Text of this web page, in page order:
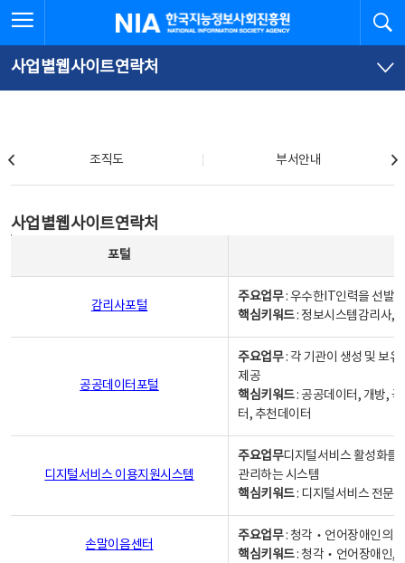
문
로
가
체
뉴
바
가
한국지능정보사회진흥원
사업별웹사이트연락처
조직도 부서안내
사업별웹사이트연락처
포털
감리사포털
주요업무: 우수한IT인력을 선발
핵심키워드: 정보시스템감리사,
공공데이터포털
주요업무: 각 기관이 생성 및 보
제공
핵심키워드: 공공데이터, 개방,
터, 추천데이터
디지털서비스 이용지원시스템
주요업무디지털서비스 활성화를
관리하는 시스템
핵심키워드: 디지털서비스 전문
손말이음센터
주요업무: 청각‧언어장애인의
핵심키워드: 청각‧언어장애인,